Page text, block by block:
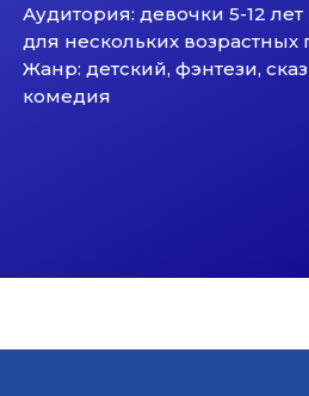
Аудитория: девочки 5-12
для нескольких возрастных
Жанр: детский, фэнтези,
комедия